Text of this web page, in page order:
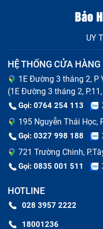
UY
HỆ THỐNG CỬA HÀNG
1E Đường 3 tháng 2, P
(1E Đường 3 tháng 2,
Gọi: 0764 254 113
195 Nguyễn Thái Học,
Gọi: 0327 998 188
721 Trường Chinh,
Gọi: 0835 001 511
HOTLINE
028 3957 2222
18001236